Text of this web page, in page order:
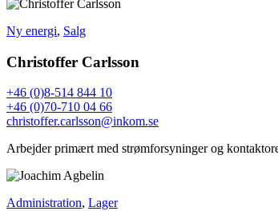
Ny energi, Salg
Christoffer Carlsson
+46 (0)8-514 844 10
+46 (0)70-710 04 66
christoffer.carlsson@inkom.se
Arbejder primært med strømforsyninger og
Administration, Lager